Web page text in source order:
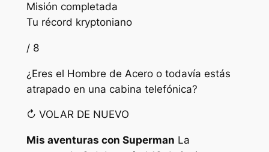
Misión completada
Tu récord kryptoniano
/ 8
¿Eres el Hombre de Acero o todavía estás
atrapado en una cabina telefónica?
↻ VOLAR DE NUEVO
Mis aventuras con Superman La